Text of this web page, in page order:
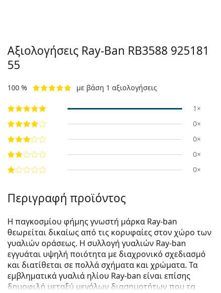
Αξιολογήσεις Ray-Ban RB3588 925181
55
100 % με βάση 1 αξιολογήσεις
1×
0×
0×
0×
0×
Περιγραφή προϊόντος
Η παγκοσμίου φήμης γνωστή μάρκα Ray-ban
θεωρείται δικαίως από τις κορυφαίες στον χώρο των
γυαλιών οράσεως. Η συλλογή γυαλιών Ray-ban
εγγυάται υψηλή ποιότητα με διαχρονικό σχεδιασμό
και διατίθεται σε πολλά σχήματα και χρώματα. Τα
εμβληματικά γυαλιά ηλίου Ray-ban είναι επίσης
δημοφιλή μεταξύ μεγάλων διασημοτήτων που τα